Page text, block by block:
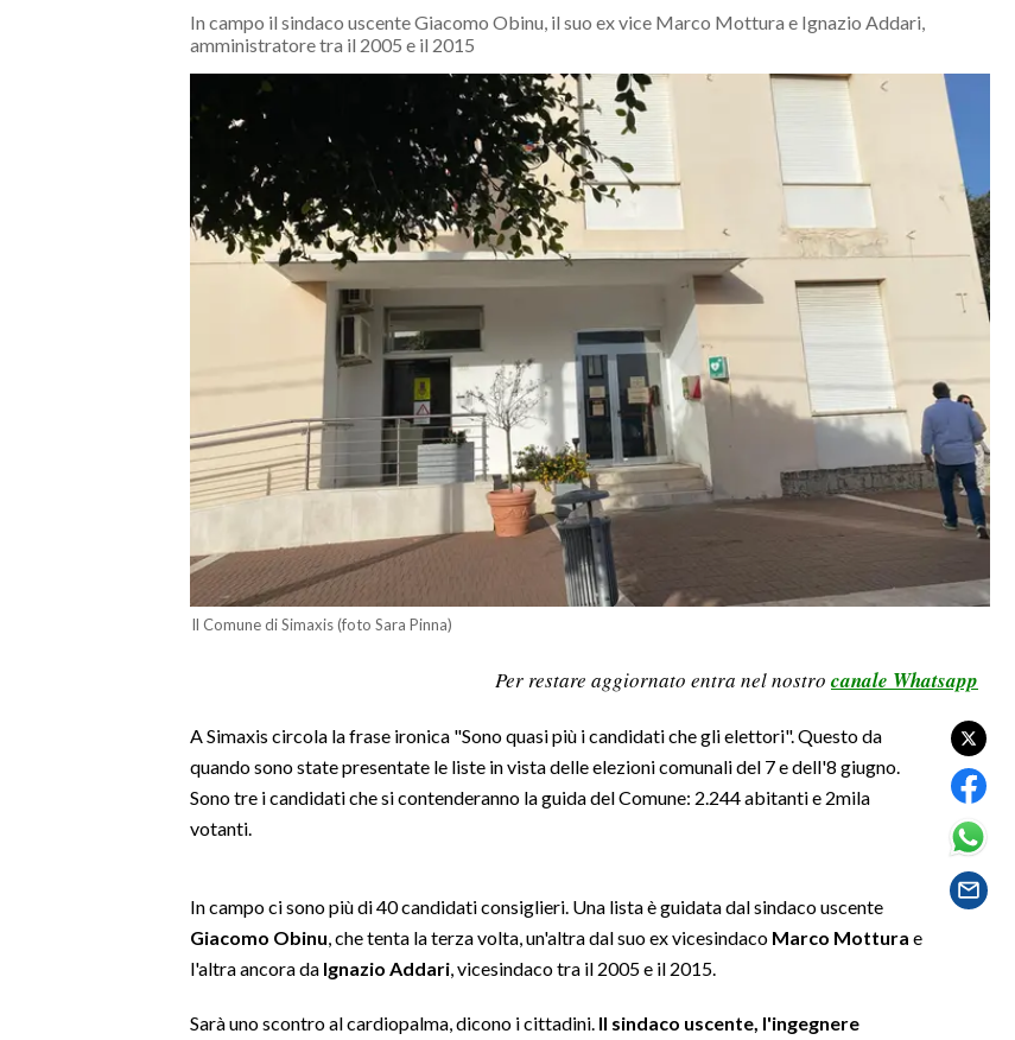
SERVIZI ALLE IMPRESE
In campo il sindaco uscente Giacomo Obinu, il suo ex vice Marco Mottura e Ignazio Addari,
amministratore tra il 2005 e il 2015
Il Comune di Simaxis (foto Sara Pinna)
Per restare aggiornato entra nel nostro canale Whatsapp
A Simaxis circola la frase ironica "Sono quasi più i candidati che gli elettori". Questo da
quando sono state presentate le liste in vista delle elezioni comunali del 7 e dell'8 giugno.
Sono tre i candidati che si contenderanno la guida del Comune: 2.244 abitanti e 2mila
votanti.
In campo ci sono più di 40 candidati consiglieri. Una lista è guidata dal sindaco uscente
Giacomo Obinu, che tenta la terza volta, un'altra dal suo ex vicesindaco Marco Mottura e
l'altra ancora da Ignazio Addari, vicesindaco tra il 2005 e il 2015.
Sarà uno scontro al cardiopalma, dicono i cittadini. Il sindaco uscente, l'ingegnere